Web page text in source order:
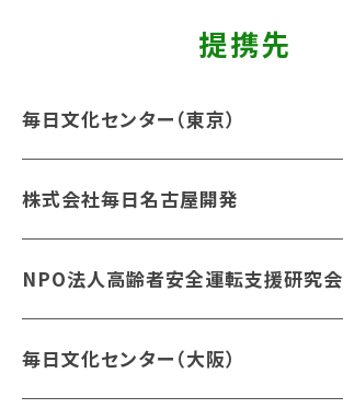
提携先
毎日文化センター（東京）
株式会社毎日名古屋開発
NPO法人高齢者安全運転支援研究会
毎日文化センター（大阪）